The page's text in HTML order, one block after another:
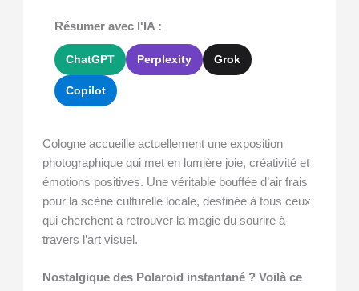
Résumer avec l'IA :
ChatGPT Perplexity Grok
Copilot
Cologne accueille actuellement une exposition
photographique qui met en lumière joie, créativité et
émotions positives. Une véritable bouffée d’air frais
pour la scène culturelle locale, destinée à tous ceux
qui cherchent à retrouver la magie du sourire à
travers l’art visuel.
Nostalgique des Polaroid instantané ? Voilà ce